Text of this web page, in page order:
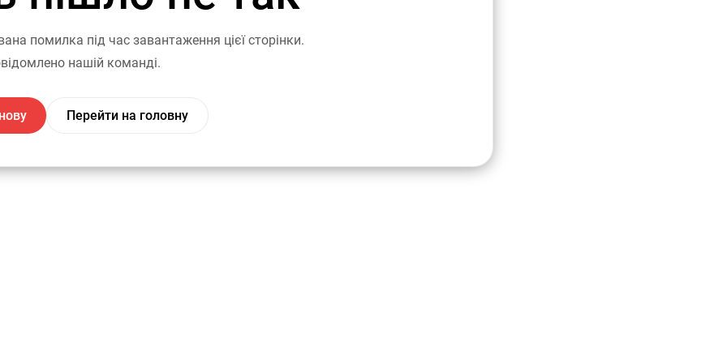
помилка під час завантаження цієї сторінки.
нашій команді.
Перейти на головну